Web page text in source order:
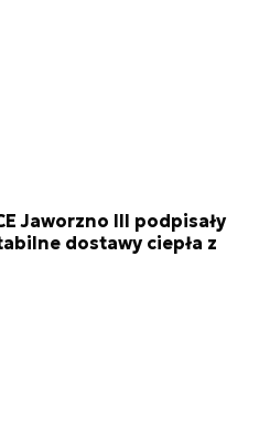
Jaworzno III podpisały
dostawy ciepła z